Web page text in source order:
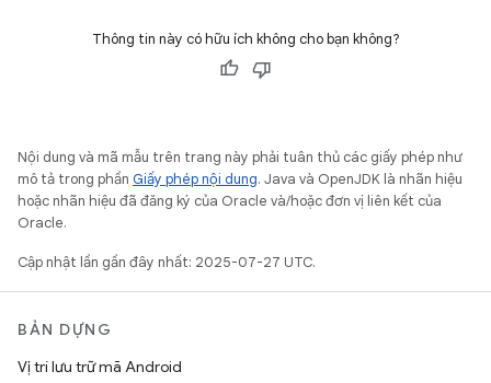
Thông tin này có hữu ích không cho bạn không?
Nội dung và mã mẫu trên trang này phải tuân thủ các giấy phép như
mô tả trong phần Giấy phép nội dung. Java và OpenJDK là nhãn hiệu
hoặc nhãn hiệu đã đăng ký của Oracle và/hoặc đơn vị liên kết của
Oracle.
Cập nhật lần gần đây nhất: 2025-07-27 UTC.
BẢN DỰNG
Vị trí lưu trữ mã Android